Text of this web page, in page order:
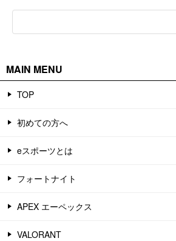
MAIN MENU
TOP
初めての方へ
eスポーツとは
フォートナイト
APEX エーペックス
VALORANT